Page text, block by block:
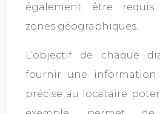
également être requis
zones géographiques.
L’objectif de chaque
fournir une information
précise au locataire